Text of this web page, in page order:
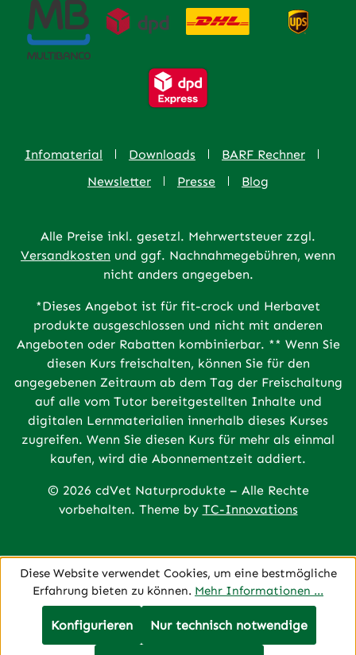
Infomaterial Downloads
BARF Rechner
Newsletter
Presse Blog
Alle Preise inkl. gesetzl. Mehrwertsteuer zzgl.
Versandkosten und ggf. Nachnahmegebühren, wenn
nicht anders angegeben.
*Dieses Angebot ist für fit-crock und Herbavet
produkte ausgeschlossen und nicht mit anderen
Angeboten oder Rabatten kombinierbar. ** Wenn Sie
diesen Kurs freischalten, können Sie für den
angegebenen Zeitraum ab dem Tag der Freischaltung
auf alle vom Tutor bereitgestellten Inhalte und
digitalen Lernmaterialien innerhalb dieses Kurses
zugreifen. Wenn Sie diesen Kurs für mehr als einmal
kaufen, wird die Abonnementzeit addiert.
© 2026 cdVet Naturprodukte – Alle Rechte
vorbehalten. Theme by TC-Innovations
Diese Website verwendet Cookies, um eine bestmögliche
Erfahrung bieten zu können. Mehr Informationen ...
Nur technisch notwendige
Konfigurieren